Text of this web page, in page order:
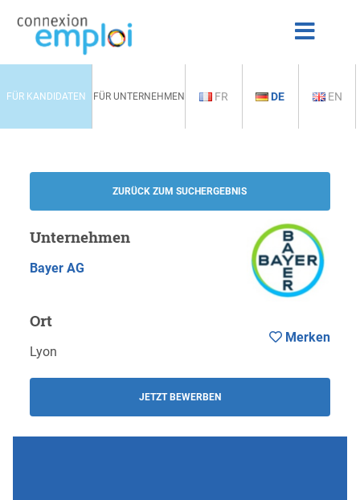
FÜR KANDIDATEN FÜR UNTERNEHMEN FR DE EN
ZURÜCK ZUM SUCHERGEBNIS
Unternehmen
Bayer AG
Ort
Lyon
JETZT BEWERBEN
Merken